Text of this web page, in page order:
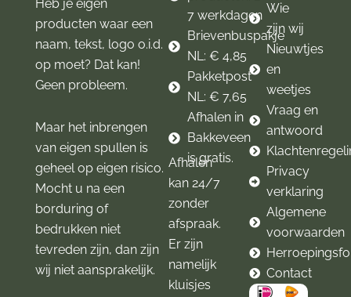
Heb je eigen
producten waar een
naam, tekst, logo o.i.d.
op moet? Dat kan!
Geen probleem.
Maar het inbrengen
van eigen spullen is
geheel op eigen risico.
Mocht u na een
borduring of
bedrukken niet
tevreden zijn, dan zijn
wij niet aansprakelijk.
7 werkdagen
Brievenbuspakje
NL: € 4,85
Pakketpost
NL: € 7,65
Afhalen in
Bakkeveen
is gratis.
Afhalen
kan 24/7
zonder
afspraak.
Er zijn
namelijk
kluisjes
Wie
zijn wij
Nieuwtjes
en
weetjes
Vraag en
antwoord
Privacy
verklaring
Algemene
voorwaarden
Contact